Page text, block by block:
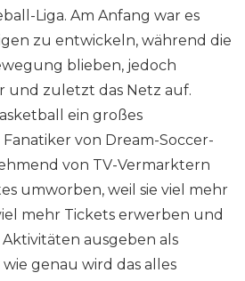
Liga. Am Anfang war es
zu entwickeln, während die
blieben, jedoch
und zuletzt das Netz auf.
ein großes
von Dream-Soccer-
von TV-Vermarktern
umworben, weil sie viel mehr
mehr Tickets erwerben und
ausgeben als
genau wird das alles